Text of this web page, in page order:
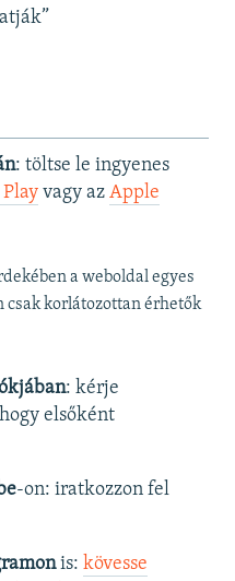
: töltse le ingyenes
vagy az Apple
a weboldal egyes
korlátozottan érhetők
: kérje
elsőként
-on: iratkozzon fel
is: kövesse